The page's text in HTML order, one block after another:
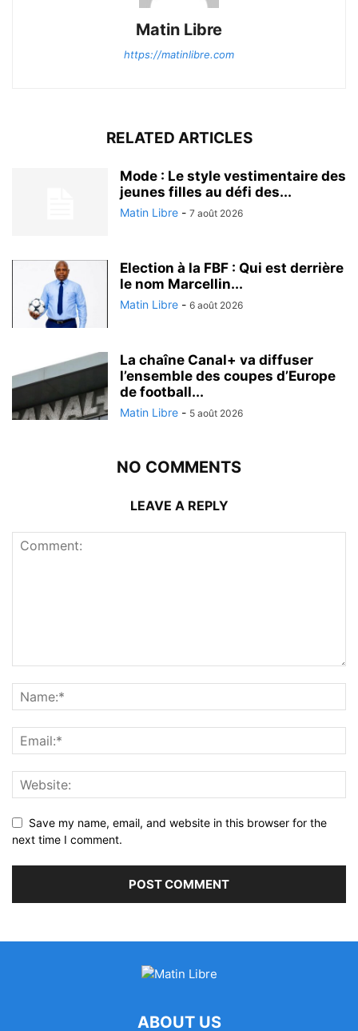
Matin Libre
https://matinlibre.com
RELATED ARTICLES
Mode : Le style vestimentaire des
jeunes filles au défi des...
Matin Libre - 7 août 2026
Election à la FBF : Qui est derrière
le nom Marcellin...
Matin Libre - 6 août 2026
La chaîne Canal+ va diffuser
l’ensemble des coupes d’Europe
de football...
Matin Libre - 5 août 2026
NO COMMENTS
LEAVE A REPLY
Save my name, email, and website in this browser for the
next time I comment.
ABOUT US